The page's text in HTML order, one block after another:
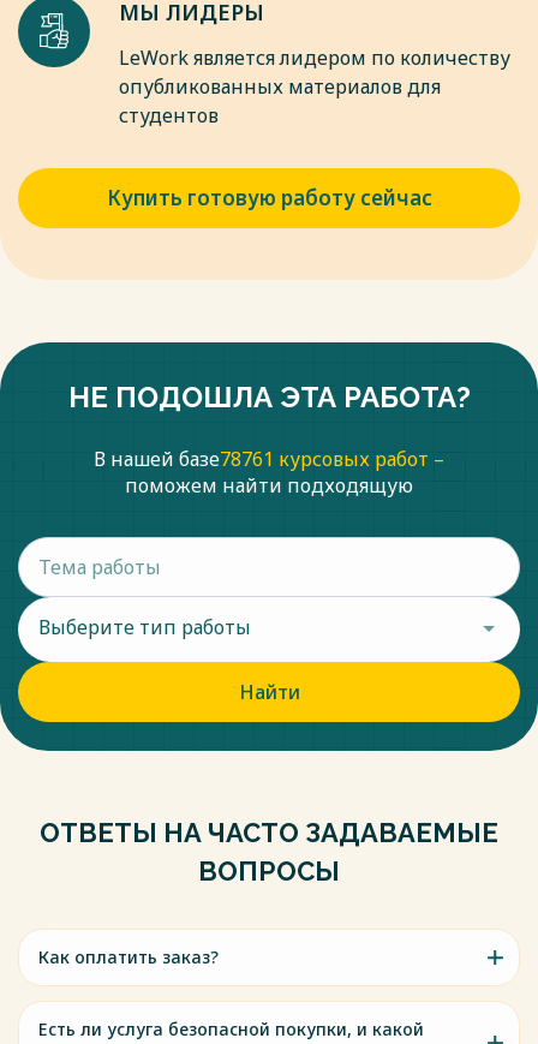
МЫ ЛИДЕРЫ
LeWork является лидером по количеству
опубликованных материалов для
студентов
Купить готовую работу сейчас
НЕ ПОДОШЛА ЭТА РАБОТА?
В нашей базе78761 курсовых работ –
поможем найти подходящую
Выберите тип работы
Найти
ОТВЕТЫ НА ЧАСТО ЗАДАВАЕМЫЕ
ВОПРОСЫ
Как оплатить заказ?
Есть ли услуга безопасной покупки, и какой